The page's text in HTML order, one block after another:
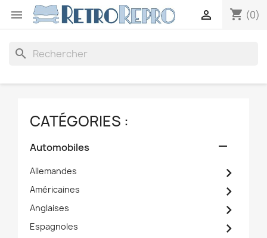
 shopping_cart (0)

search
CATÉGORIES :
Automobiles 
Allemandes 
Américaines 
Anglaises 
Espagnoles 